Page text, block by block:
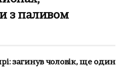
з паливом
загинув чоловік, ще один